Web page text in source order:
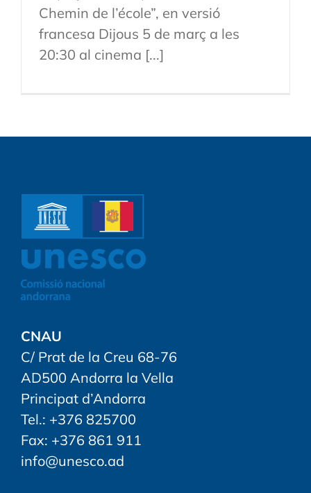
Chemin de l’école”, en versió
francesa Dijous 5 de març a les
20:30 al cinema [...]
CNAU
C/ Prat de la Creu 68-76
AD500 Andorra la Vella
Principat d’Andorra
Tel.: +376 825700
Fax: +376 861 911
info@unesco.ad